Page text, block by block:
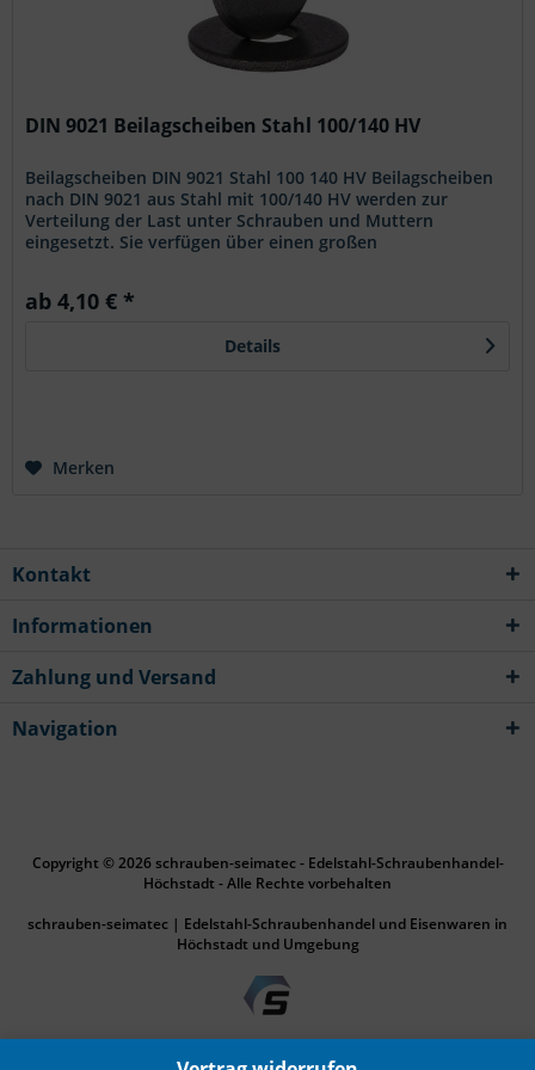
DIN 9021 Beilagscheiben Stahl 100/140 HV
Beilagscheiben DIN 9021 Stahl 100 140 HV Beilagscheiben
nach DIN 9021 aus Stahl mit 100/140 HV werden zur
Verteilung der Last unter Schrauben und Muttern
eingesetzt. Sie verfügen über einen großen
ab 4,10 € *
Details
Merken
Kontakt
Informationen
Zahlung und Versand
Navigation
Copyright © 2026 schrauben-seimatec - Edelstahl-Schraubenhandel-
Höchstadt - Alle Rechte vorbehalten
schrauben-seimatec | Edelstahl-Schraubenhandel und Eisenwaren in
Höchstadt und Umgebung